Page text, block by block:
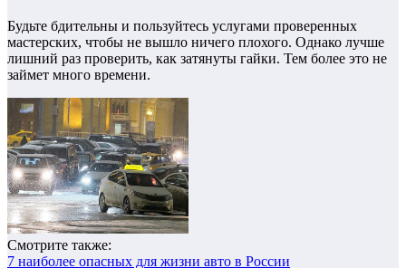
Будьте бдительны и пользуйтесь услугами проверенных
мастерских, чтобы не вышло ничего плохого. Однако лучше
лишний раз проверить, как затянуты гайки. Тем более это не
займет много времени.
Смотрите также:
7 наиболее опасных для жизни авто в России